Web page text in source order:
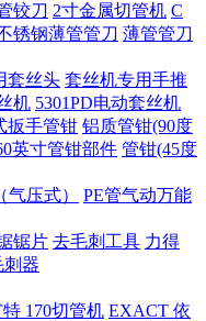
铰刀 2寸金属切管机 C
锈钢薄管管刀 薄管管刀
套丝头 套丝机专用手推
机 5301PD电动套丝机
扳手管钳 铝质管钳(90度
英寸管钳部件 管钳(45度
压式）
PE管气动万能
锯片 去毛刺工具 力得
刺器
170切管机 EXACT 依